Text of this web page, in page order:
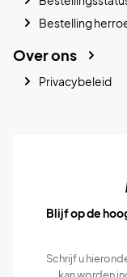
Bestelling
Over ons
Privacybeleid
Blijf op de
Schrijf u
kan worden